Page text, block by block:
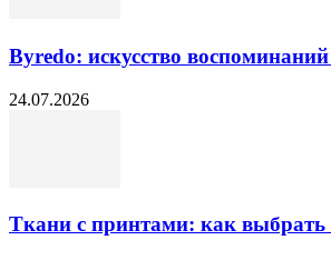
Byredo: искусство
24.07.2026
Ткани с принтами: как выбрать